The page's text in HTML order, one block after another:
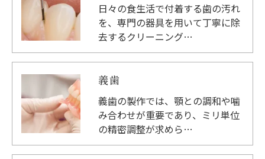
日々の食生活で付着する歯の汚れ
を、専門の器具を用いて丁寧に除
去するクリーニング…
義歯
義歯の製作では、顎との調和や噛
み合わせが重要であり、ミリ単位
の精密調整が求めら…